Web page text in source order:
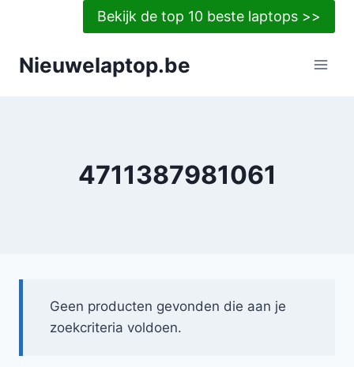
Bekijk de top 10 beste laptops >>
Nieuwelaptop.be
4711387981061
Geen producten gevonden die aan je
zoekcriteria voldoen.